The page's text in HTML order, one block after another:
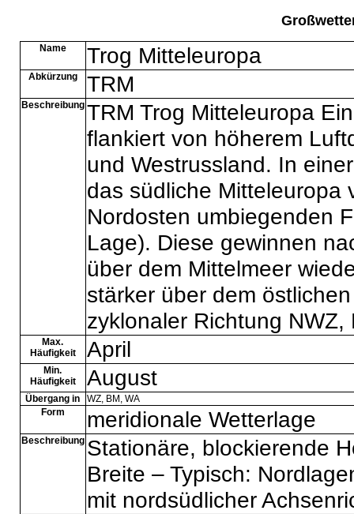
Name Trog Mitteleuropa
Abkürzung TRM
Beschreibung TRM Trog Mitteleuropa
flankiert von höherem
und Westrussland. In
das südliche Mitteleuropa
Nordosten umbiegenden
Lage). Diese gewinnen
über dem Mittelmeer
stärker über dem
zyklonaler Richtung
Max.
Häufigkeit
April
Min.
Häufigkeit
August
Übergang in WZ, BM , WA
Form
meridionale Wetterlage
Beschreibung Stationäre, blockierende
Breite – Typisch:
mit nordsüdlicher